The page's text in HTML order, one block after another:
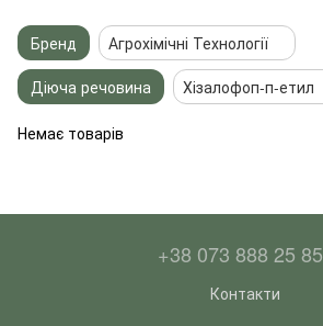
Бренд
Агрохімічні Технології
Діюча речовина
Хізалофоп-п-етил
Немає товарів
+38 073 888 25 85
Контакти